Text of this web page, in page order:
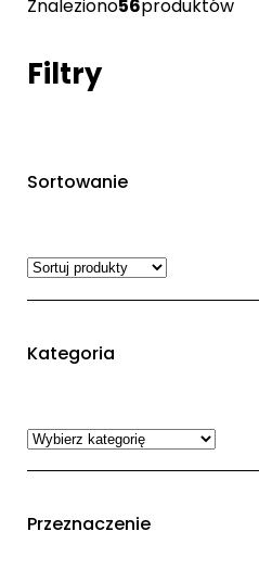
Znaleziono56produktów
Filtry
Sortowanie
Kategoria
Przeznaczenie